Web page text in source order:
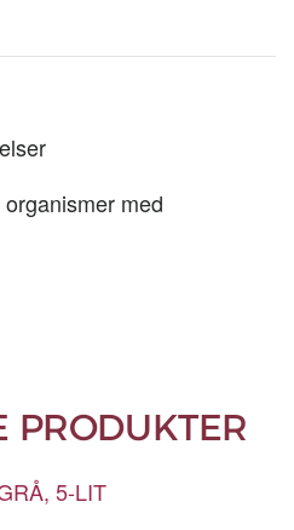
med
PRODUKTER